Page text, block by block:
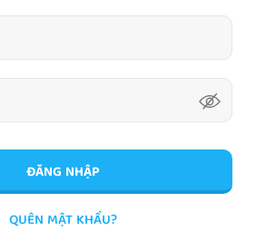
ĐĂNG NHẬP
QUÊN MẬT KHẨU?